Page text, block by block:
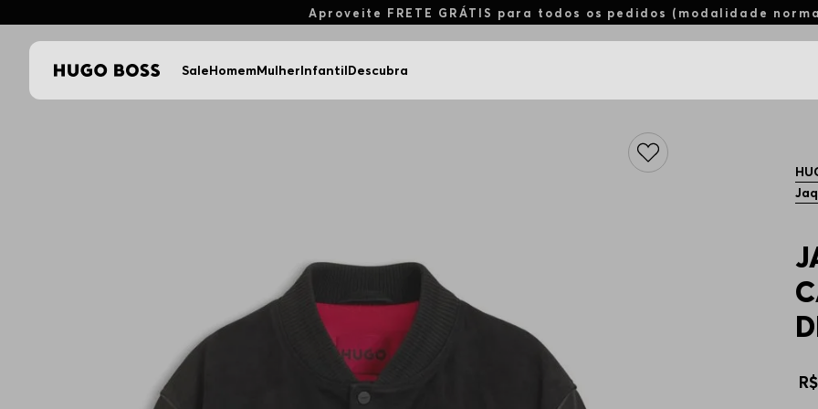
Aproveite FRETE GRÁTIS para todos os pedidos (modalidade
SaleHomemMulherInfantilDescubra
R$